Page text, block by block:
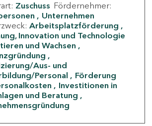
Zuschuss Fördernehmer:
Unternehmen
Arbeitsplatzförderung
Innovation und Technologie
und Wachsen
Aus- und
Personal
Förderung
Investitionen in
und Beratung